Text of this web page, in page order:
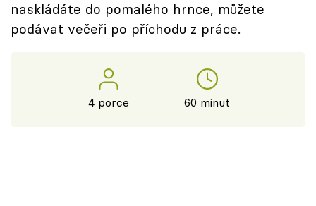
naskládáte do pomalého hrnce, můžete
podávat večeři po příchodu z práce.
4 porce 60 minut